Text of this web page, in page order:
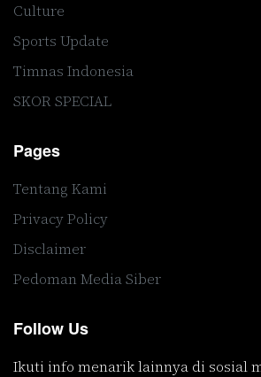
Culture
Sports Update
Timnas Indonesia
SKOR SPECIAL
Pages
Tentang Kami
Privacy Policy
Disclaimer
Pedoman Media Siber
Follow Us
Ikuti info menarik lainnya di sosial